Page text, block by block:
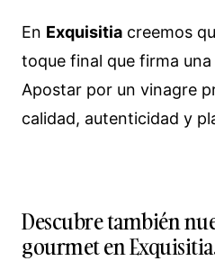
En Exquisitia creemos
toque final que firma
Apostar por un vinagre
calidad, autenticidad y
Descubre también
gourmet en